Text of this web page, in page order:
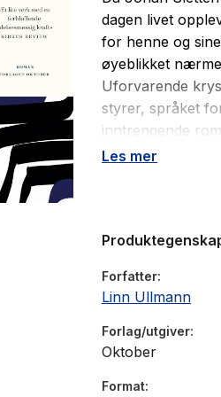
dagen livet
for henne og
øyeblikket
Uforvarende
styrer, språket
inntrengende
ekteskap stilt
2007 ble Nåde
Les mer
Forfatter
Linn Ullmann
Forlag/utgiver
Oktober
Format